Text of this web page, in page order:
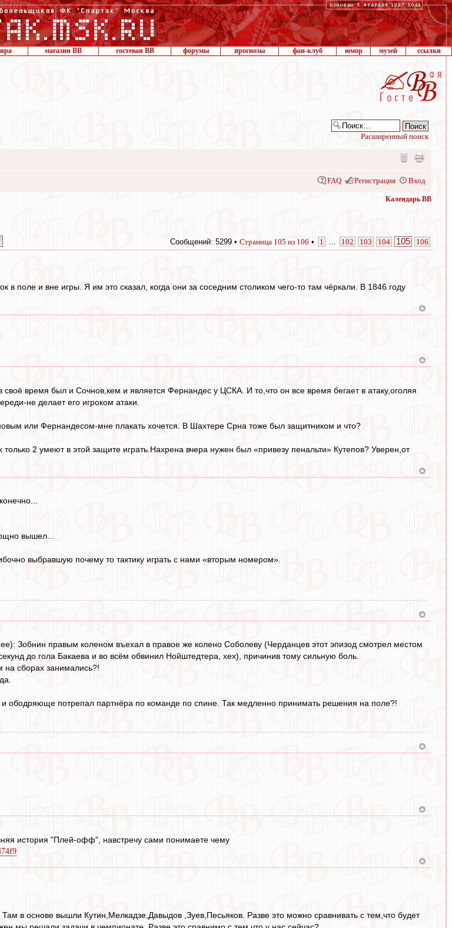
магазин ВВ гостевая ВВ форумы прогнозы фан-клуб юмор музей ссылки
Расширенный поиск
FAQ Регистрация Вход
Календарь ВВ
Сообщений: 5299 • Страница 105 из 106 • 1 102 103 104 105 106
в поле и вне игры. Я им это сказал, когда они за соседним столиком чего-то там чёркали. В 1846 году
своё время был и Сочнов,кем и является Фернандес у ЦСКА. И то,что он все время бегает в атаку,оголяя
не делает его игроком атаки.
или Фернандесом-мне плакать хочется. В Шахтере Срна тоже был защитником и что?
2 умеют в этой защите играть.Нахрена вчера нужен был «привезу пенальти» Кутепов? Уверен,от
вышел...
выбравшую почему то тактику играть с нами «вторым номером».
Зобнин правым коленом въехал в правое же колено Соболеву (Черданцев этот эпизод смотрел местом
до гола Бакаева и во всём обвинил Нойштедтера, хех), причинив тому сильную боль.
на сборах занимались?!
и ободряюще потрепал партнёра по команде по спине. Так медленно принимать решения на поле?!
история "Плей-офф", навстречу сами понимаете чему
в основе вышли Кутин,Мелкадзе,Давыдов ,Зуев,Песьяков. Разве это можно сравнивать с тем,что будет